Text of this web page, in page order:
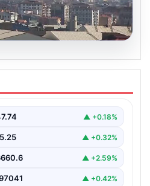
çıkan
▲ +0.18%
▲ +0.32%
▲ +2.59%
▲ +0.42%